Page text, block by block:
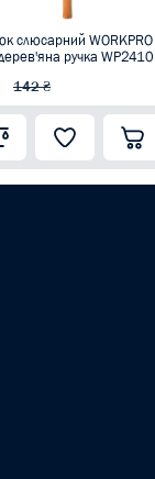
слюсарний WORKPRO
ручка
142 ₴